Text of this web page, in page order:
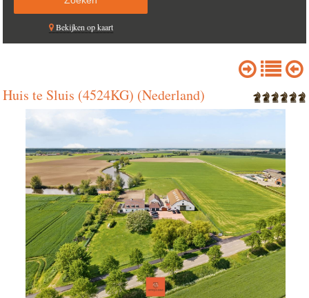
Bekijken op kaart
Huis te Sluis (4524KG) (Nederland)